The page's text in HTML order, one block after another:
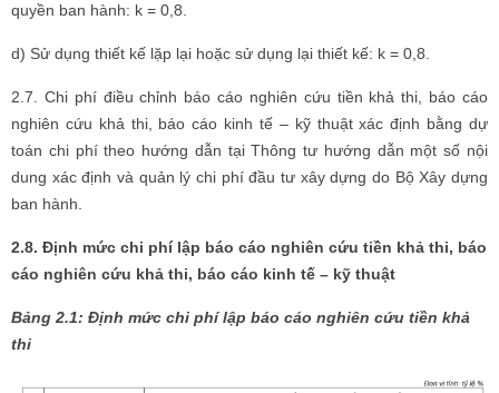
quyền ban hành: k = 0,8.
d) Sử dụng thiết kế lặp lại hoặc sử dụng lại thiết kế: k = 0,8.
2.7. Chi phí điều chỉnh báo cáo nghiên cứu tiền khả thi, báo cáo
nghiên cứu khả thi, báo cáo kinh tế – kỹ thuật xác định bằng dự
toán chi phí theo hướng dẫn tại Thông tư hướng dẫn một số nội
dung xác định và quản lý chi phí đầu tư xây dựng do Bộ Xây dựng
ban hành.
2.8. Định mức chi phí lập báo cáo nghiên cứu tiền khả thi, báo
cáo nghiên cứu khả thi, báo cáo kinh tế – kỹ thuật
Bảng 2.1: Định mức chi phí lập báo cáo nghiên cứu tiền khả
thi